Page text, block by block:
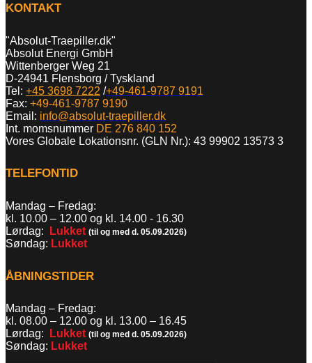
KONTAKT
"Absolut-Traepiller.dk"
Absolut Energi GmbH
Wittenberger Weg 21
D-24941 Flensborg / Tyskland
Tel: +45 3698 7222 /+49-461-9787 9191
Fax: +49-461-9787 9190
Email: info@absolut-traepiller.dk
Int. momsnummer DE 276 840 152
Vores Globale Lokationsnr. (GLN Nr.): 43 99902 13573 3
TELEFONTID
Mandag – Fredag:
kl. 10.00 – 12.00 og kl. 14.00 - 16.30
Lørdag:
Lukket (til og med d. 05.09.2026)
Søndag: Lukket
ÅBNINGSTIDER
Mandag – Fredag:
kl. 08.00 – 12.00 og kl. 13.00 – 16.45
Lørdag:
Lukket (til og med d. 05.09.2026)
Søndag: Lukket